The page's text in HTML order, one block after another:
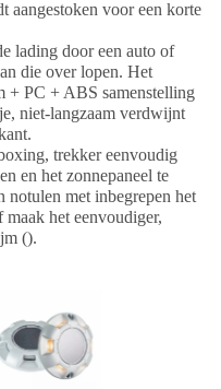
aangestoken voor een korte
lading door een auto of
die over lopen. Het
+ PC + ABS samenstelling
niet-langzaam verdwijnt
trekker eenvoudig
en het zonnepaneel te
met inbegrepen het
maak het eenvoudiger,
().